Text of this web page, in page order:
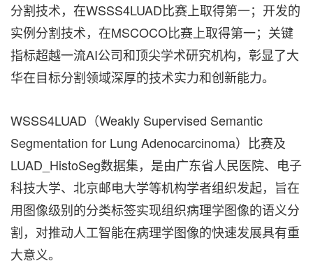
分割技术，在WSSS4LUAD比赛上取得第一；开发的
实例分割技术，在MSCOCO比赛上取得第一；关键
指标超越一流AI公司和顶尖学术研究机构，彰显了大
华在目标分割领域深厚的技术实力和创新能力。
WSSS4LUAD（Weakly Supervised Semantic
Segmentation for Lung Adenocarcinoma）比赛及
LUAD_HistoSeg数据集，是由广东省人民医院、电子
科技大学、北京邮电大学等机构学者组织发起，旨在
用图像级别的分类标签实现组织病理学图像的语义分
割，对推动人工智能在病理学图像的快速发展具有重
大意义。